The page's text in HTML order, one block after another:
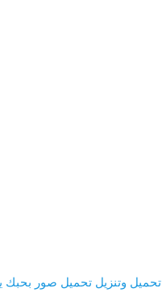
تحميل وتنزيل تحميل صور